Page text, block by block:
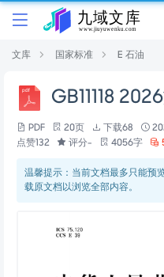
文库 国家标准 E 石油
GB11118
PDF 20页 下载68
点赞132
评分- 4056字
温馨提示：当前文档最多只能预
载原文档以浏览全部内容。